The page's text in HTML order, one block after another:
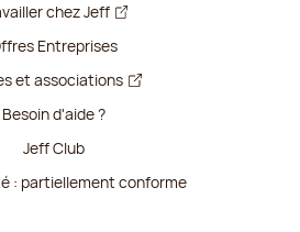
chez Jeff
Entreprises
et associations
Besoin d'aide ?
Jeff Club
: partiellement conforme